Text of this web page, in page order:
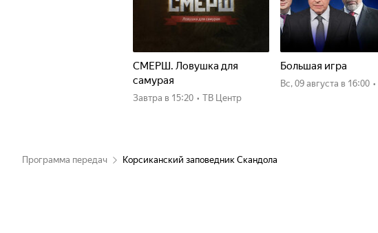
СМЕРШ. Ловушка для
самурая
Завтра в 15:20 • ТВ Центр
Большая игра
вс, 09 августа в 16:00 •
Программа передач Корсиканский заповедник Скандола